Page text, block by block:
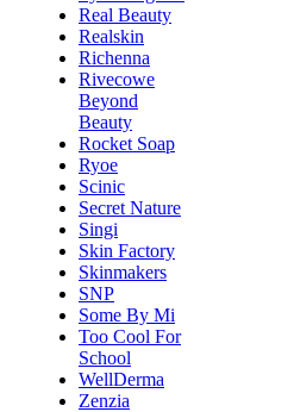
Real Beauty
Realskin
Richenna
Rivecowe
Beyond
Beauty
Rocket Soap
Ryoe
Scinic
Secret Nature
Singi
Skin Factory
Skinmakers
SNP
Some By Mi
Too Cool For
School
WellDerma
Zenzia